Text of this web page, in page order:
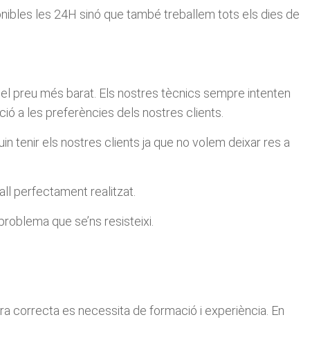
les 24H sinó que també treballem tots els dies de
preu més barat. Els nostres tècnics sempre intenten
a les preferències dels nostres clients.
tenir els nostres clients ja que no volem deixar res a
perfectament realitzat.
que se’ns resisteixi.
correcta es necessita de formació i experiència. En